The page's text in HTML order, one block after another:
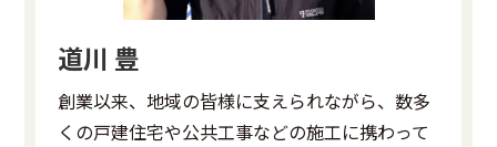
道川 豊
創業以来、地域の皆様に支えられながら、数多
くの戸建住宅や公共工事などの施工に携わって